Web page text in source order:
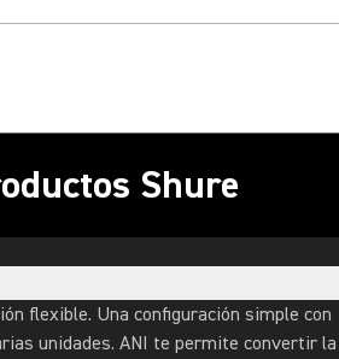
Shure
flexible. Una configuración simple con
unidades. ANI te permite convertir la